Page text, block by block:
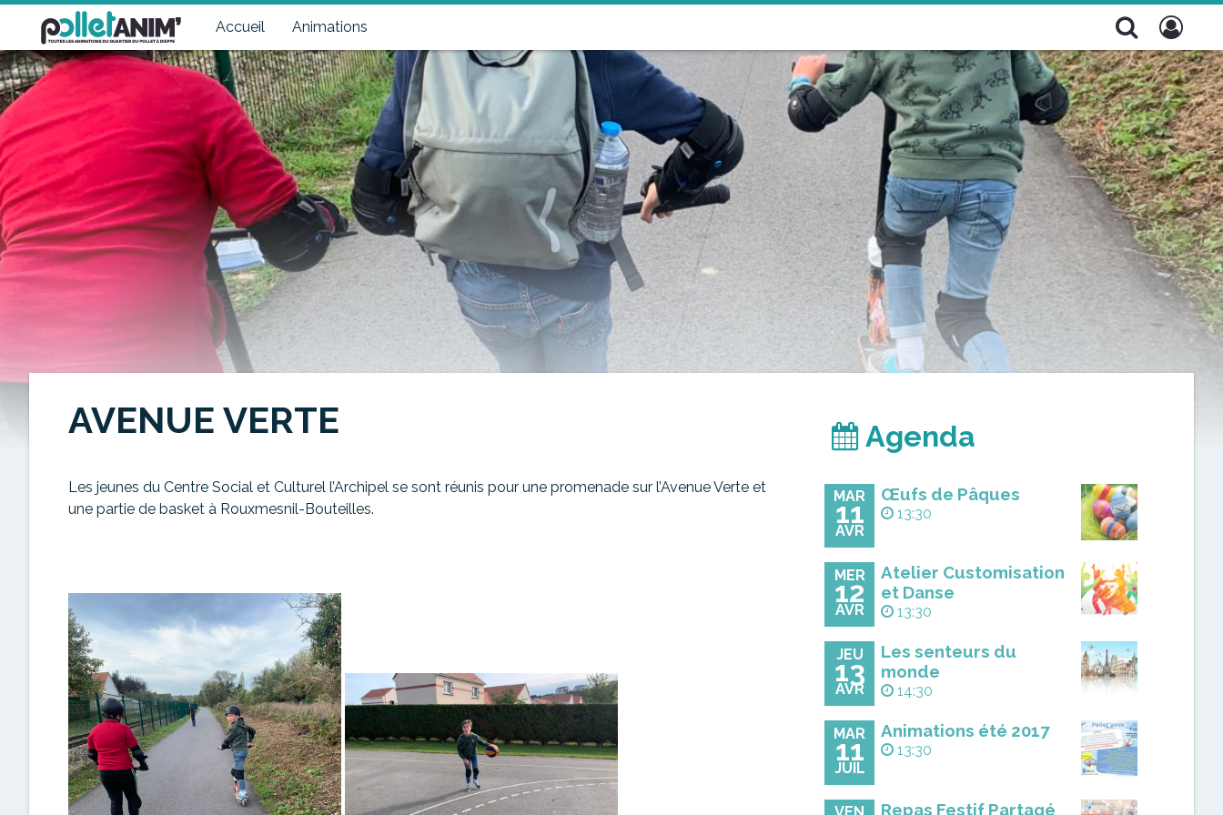
Accueil Animations
Pollet Anim'
Toutes les animations du quartier du Pollet à Dieppe
AVENUE VERTE
Les jeunes du Centre Social et Culturel l’Archipel se sont réunis pour une promenade sur l’Avenue Verte et
une partie de basket à Rouxmesnil-Bouteilles.
Agenda
MAR
11
AVR
Œufs de Pâques
13:30
MER
12
AVR
Atelier Customisation
et Danse
13:30
JEU
13
AVR
Les senteurs du
monde
14:30
MAR
11
JUIL
Animations été 2017
13:30
Repas Festif Partagé